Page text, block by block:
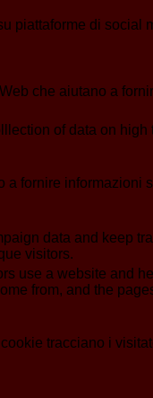
piattaforme di
che aiutano a
of data on high
fornire
data and keep
visitors.
use a website and
from, and the
tracciano i